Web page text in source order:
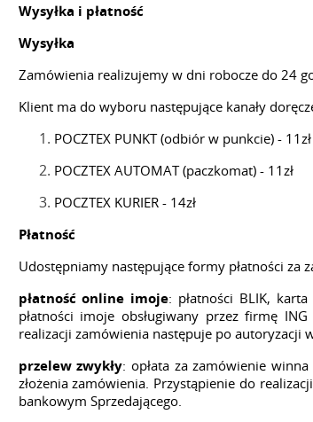
Wysyłka i płatność
Wysyłka
Zamówienia realizujemy w dni robocze do 24
Klient ma do wyboru następujące kanały
POCZTEX PUNKT (odbiór w punkcie) - 11zł
POCZTEX AUTOMAT (paczkomat) - 11zł
POCZTEX KURIER - 14zł
Płatność
Udostępniamy następujące formy płatności za
płatność online imoje: płatności BLIK,
płatności imoje obsługiwany przez firmę
realizacji zamówienia następuje po autoryzacji
przelew zwykły: opłata za zamówienie
złożenia zamówienia. Przystąpienie do
bankowym Sprzedającego.